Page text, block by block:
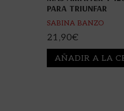
PARA TRIUNFAR
SABINA BANZO
21,90€
AÑADIR A LA